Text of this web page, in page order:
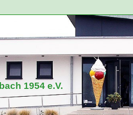
1954 e.V.